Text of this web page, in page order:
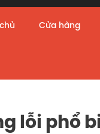
Cửa hàng
lỗi phổ